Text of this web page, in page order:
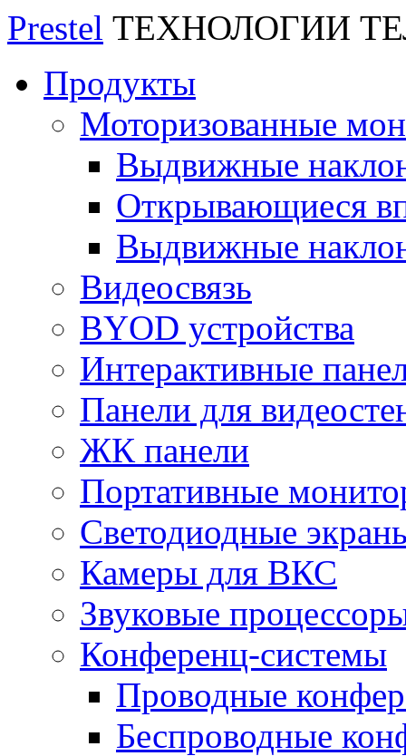
Prestel ТЕХНОЛОГИИ
Продукты
Моторизованные
Выдвижные
Открывающиеся
Выдвижные
Видеосвязь
BYOD устройства
Интерактивные
Панели для
ЖК панели
Портативные
Светодиодные
Камеры для ВКС
Звуковые
Конференц-системы
Проводные
Беспроводные